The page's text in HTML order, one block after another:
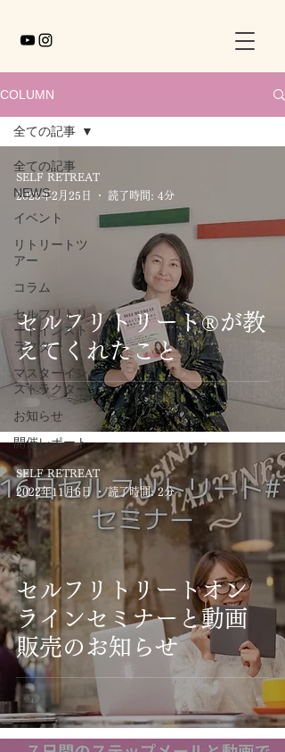
COLUMN
全ての記事
NEWS
イベント
リトリートツ
アー
コラム
セルフリトリ
ートインスト
ラクター
マスターイン
ストラクター
お知らせ
開催レポート
全ての記事
セルフリトリート®が教
えてくれたこと
SELF RETREAT
2023年2月25日
読了時間: 4分
セルフリトリートオン
ラインセミナーと動画
販売のお知らせ
SELF RETREAT
2022年11月6日
読了時間: 2分